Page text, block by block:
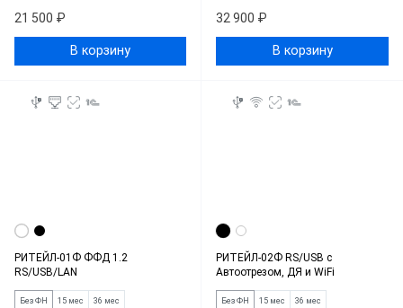
21 500 ₽
В корзину
32 900 ₽
В корзину
РИТЕЙЛ-01Ф ФФД 1.2
RS/USB/LAN
Без ФН 15 мес 36 мес
РИТЕЙЛ-02Ф RS/USB c
Автоотрезом, ДЯ и WiFi
Без ФН 15 мес 36 мес